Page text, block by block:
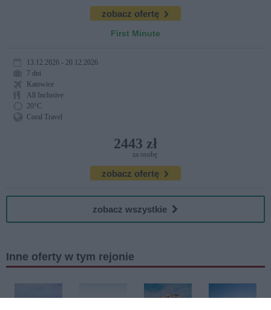
zobacz ofertę
First Minute
13.12.2026 - 20.12.2026
7 dni
Katowice
All Inclusive
20°C
Coral Travel
2443 zł
za osobę
zobacz ofertę
zobacz wszystkie
Inne oferty w tym rejonie